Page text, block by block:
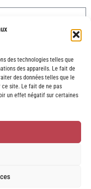
des technologies telles que
des appareils. Le fait de
des données telles que le
ce site. Le fait de ne pas
un effet négatif sur certaines
légales